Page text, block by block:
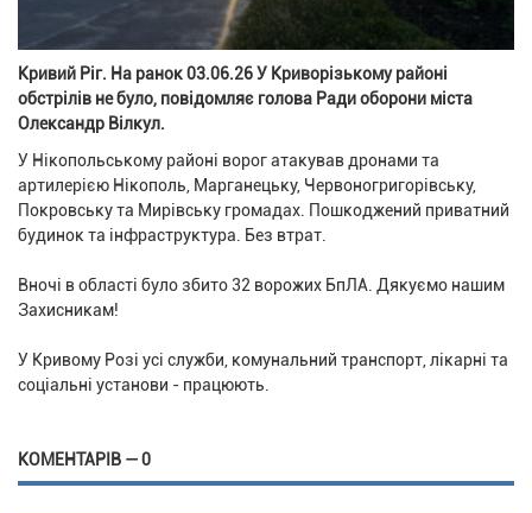
Кривий Ріг. На ранок 03.06.26 У Криворізькому районі
обстрілів не було, повідомляє голова Ради оборони міста
Олександр Вілкул.
У Нікопольському районі ворог атакував дронами та
артилерією Нікополь, Марганецьку, Червоногригорівську,
Покровську та Мирівську громадах. Пошкоджений приватний
будинок та інфраструктура. Без втрат.
Вночі в області було збито 32 ворожих БпЛА. Дякуємо нашим
Захисникам!
У Кривому Розі усі служби, комунальний транспорт, лікарні та
соціальні установи - працюють.
КОМЕНТАРІВ — 0